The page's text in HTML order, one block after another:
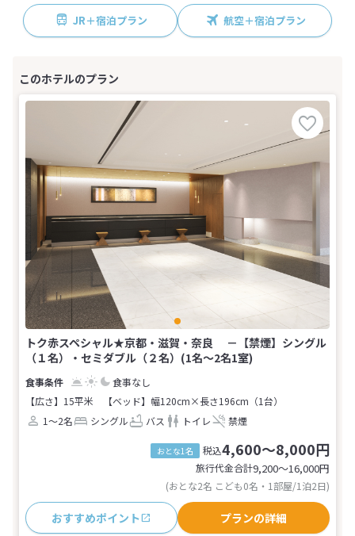
JR＋宿泊プラン 航空＋宿泊プラン
トク赤スペシャル★京都・滋賀・奈良 －【禁煙】シングル
（１名）・セミダブル（２名）(1名～2名1室)
食事なし
【広さ】15平米
【ベッド】幅120cm×長さ196cm（1台）
1～2名
シングル バス トイレ 禁煙
おとな1名 税込4,600～8,000円
旅行代金合計9,200〜16,000円
(おとな2名 こども0名・1部屋/1泊2日)
おすすめポイント プランの詳細